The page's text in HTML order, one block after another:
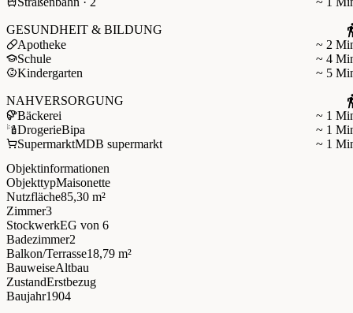
GESUNDHEIT & BILDUNG
Apotheke
~ 2
Schule
~ 4
Kindergarten
~ 5
NAHVERSORGUNG
Bäckerei
~ 1
DrogerieBipa
~ 1
SupermarktMDB supermarkt
~ 1
Objektinformationen
ObjekttypMaisonette
Nutzfläche85,30 m²
Zimmer3
StockwerkEG von 6
Badezimmer2
Balkon/Terrasse18,79 m²
BauweiseAltbau
ZustandErstbezug
Baujahr1904